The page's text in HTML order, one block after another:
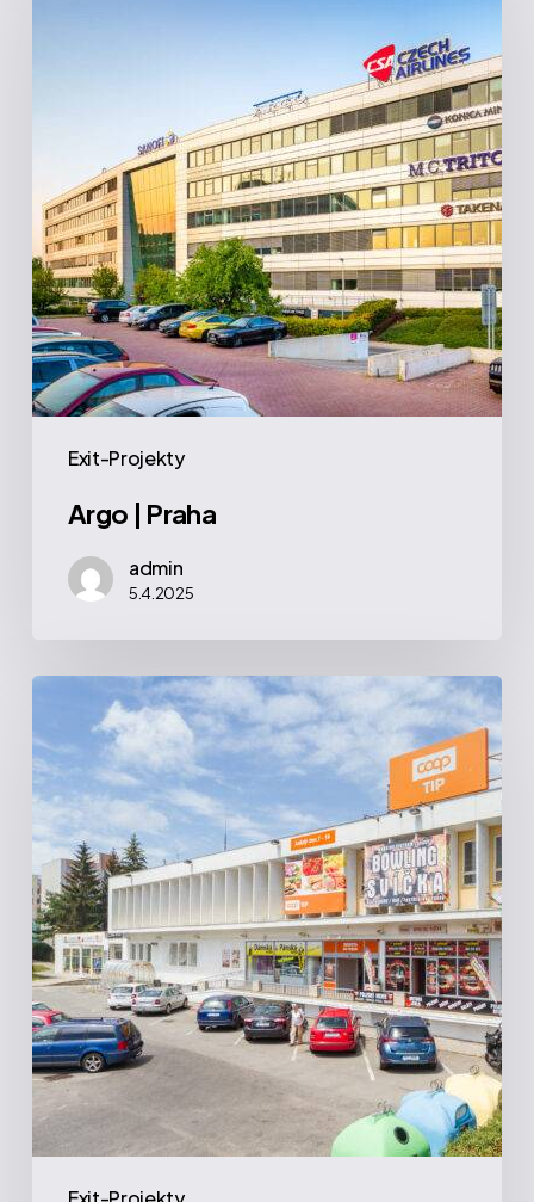
Exit-Projekty
Argo | Praha
admin
5.4.2025
Tábor